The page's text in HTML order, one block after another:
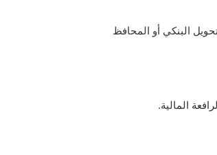
البنكي أو المحافظ
المالية.